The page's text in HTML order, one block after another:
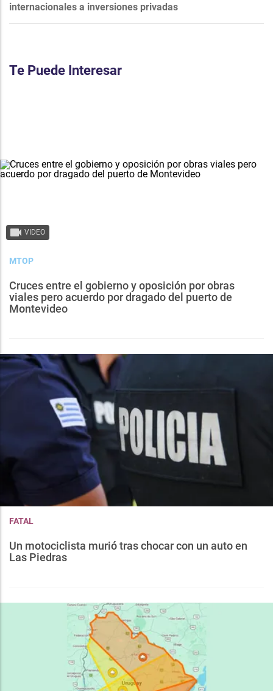
internacionales a inversiones privadas
Te Puede Interesar
VIDEO
MTOP
Cruces entre el gobierno y oposición por obras
viales pero acuerdo por dragado del puerto de
Montevideo
FATAL
Un motociclista murió tras chocar con un auto en
Las Piedras